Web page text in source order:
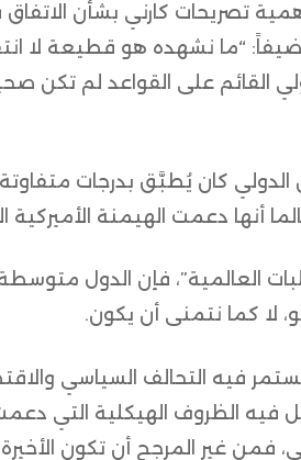
تصريحات كارني بشأن
“ما نشهده هو قطيعة لا
القائم على القواعد لم تكن
الدولي كان يُطبَّق بدرجات
أنها دعمت الهيمنة الأميركية
العالمية”، فإن الدول
لا كما نتمنى أن يكون.
فيه التحالف السياسي
فيه الظروف الهيكلية التي
فمن غير المرجح أن تكون